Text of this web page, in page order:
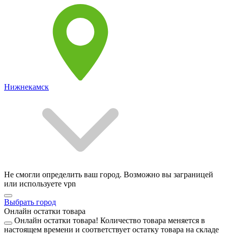
Нижнекамск
Не смогли определить ваш город. Возможно вы заграницей
или используете vpn
Выбрать город
Онлайн остатки товара
Онлайн остатки товара! Количество товара меняется в
настоящем времени и соответствует остатку товара на складе